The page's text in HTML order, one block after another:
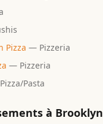
Pizza — Pizzeria
— Pizzeria
Pizza/Pasta
à Brooklyn